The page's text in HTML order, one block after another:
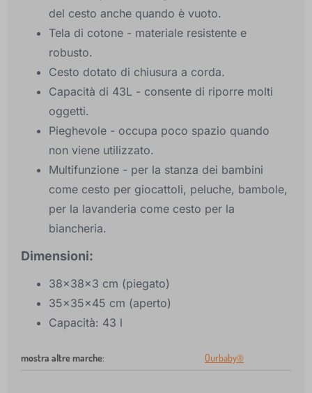
del cesto anche quando è vuoto.
Tela di cotone - materiale resistente e
robusto.
Cesto dotato di chiusura a corda.
Capacità di 43L - consente di riporre molti
oggetti.
Pieghevole - occupa poco spazio quando
non viene utilizzato.
Multifunzione - per la stanza dei bambini
come cesto per giocattoli, peluche, bambole,
per la lavanderia come cesto per la
biancheria.
Dimensioni:
38x38x3 cm (piegato)
35x35x45 cm (aperto)
Capacità: 43 l
mostra altre marche: Ourbaby®